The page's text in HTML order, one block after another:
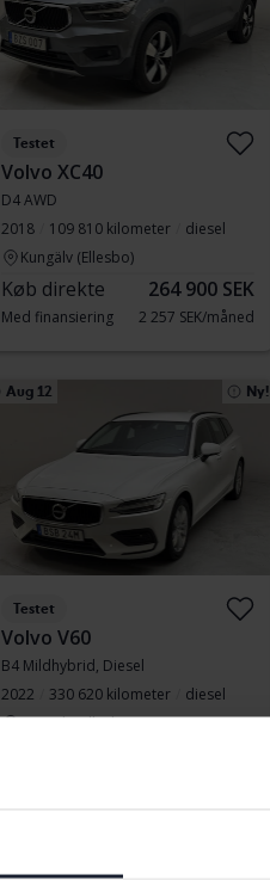
Testet
Volvo XC40
D4 AWD
2018
109 810 kilometer
diesel
Kungälv (Ellesbo)
Køb direkte 264 900 SEK
Med finansiering 2 257 SEK/måned
Aug 12 Ny!
Testet
Volvo V60
B4 Mildhybrid, Diesel
2022
330 620 kilometer
diesel
Kungälv (Ellesbo)